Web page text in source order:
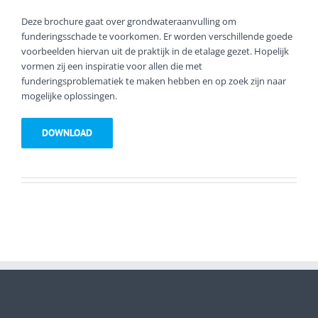
Deze brochure gaat over grondwateraanvulling om
funderingsschade te voorkomen. Er worden verschillende goede
voorbeelden hiervan uit de praktijk in de etalage gezet. Hopelijk
vormen zij een inspiratie voor allen die met
funderingsproblematiek te maken hebben en op zoek zijn naar
mogelijke oplossingen.
DOWNLOAD